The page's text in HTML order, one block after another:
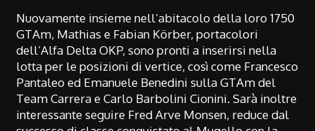
Nuovamente insieme nell’abitacolo della loro 1750
GTAm, Mathias e Fabian Körber, portacolori
dell’Alfa Delta OKP, sono pronti a inserirsi nella
lotta per le posizioni di vertice, così come Francesco
Pantaleo ed Emanuele Benedini sulla GTAm del
Team Carrera e Carlo Barbolini Cionini. Sarà inoltre
interessante seguire Fred Arve Monsen, reduce dal